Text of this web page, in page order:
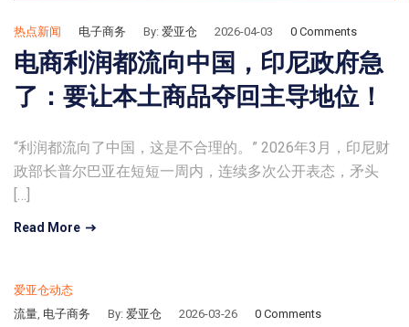
热点新闻 电子商务 By: 爱亚仓 2026-04-03 0 Comments
电商利润都流向中国，印尼政府急
了：要让本土商品夺回主导地位！
“利润都流向了中国，这是不合理的。” 2026年3月，印尼财
政部长普尔巴亚在短短一周内，连续多次公开表态，矛头
[…]
Read More
爱亚仓动态
流量, 电子商务 By: 爱亚仓 2026-03-26 0 Comments